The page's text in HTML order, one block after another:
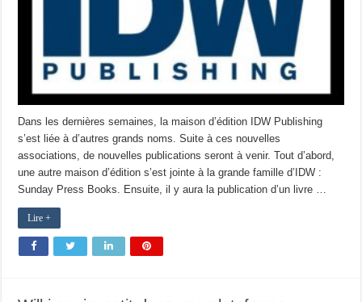
Dans les dernières semaines, la maison d’édition IDW Publishing
s’est liée à d’autres grands noms. Suite à ces nouvelles
associations, de nouvelles publications seront à venir. Tout d’abord,
une autre maison d’édition s’est jointe à la grande famille d’IDW :
Sunday Press Books. Ensuite, il y aura la publication d’un livre …
Lire +